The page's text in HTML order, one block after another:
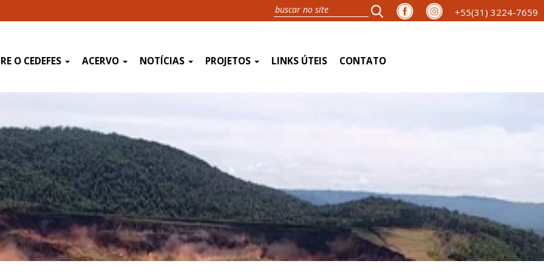
+55(31) 3224-7659
O CEDEFES ACERVO NOTÍCIAS PROJETOS LINKS ÚTEIS CONTATO